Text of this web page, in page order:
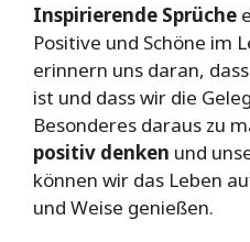
Inspirierende Sprüche
Positive und Schöne im
erinnern uns daran,
ist und dass wir die
Besonderes daraus zu
positiv denken und
können wir das Leben
und Weise genießen.